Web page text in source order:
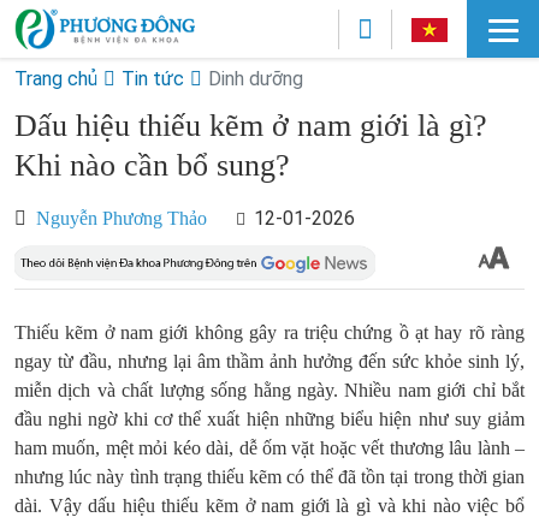
Trang chủ Tin tức Dinh dưỡng
Dấu hiệu thiếu kẽm ở nam giới là gì?
Khi nào cần bổ sung?
Nguyễn Phương Thảo 12-01-2026
Thiếu kẽm ở nam giới không gây ra triệu chứng ồ ạt hay rõ ràng
ngay từ đầu, nhưng lại âm thầm ảnh hưởng đến sức khỏe sinh lý,
miễn dịch và chất lượng sống hằng ngày. Nhiều nam giới chỉ bắt
đầu nghi ngờ khi cơ thể xuất hiện những biểu hiện như suy giảm
ham muốn, mệt mỏi kéo dài, dễ ốm vặt hoặc vết thương lâu lành –
nhưng lúc này tình trạng thiếu kẽm có thể đã tồn tại trong thời gian
dài. Vậy dấu hiệu thiếu kẽm ở nam giới là gì và khi nào việc bổ